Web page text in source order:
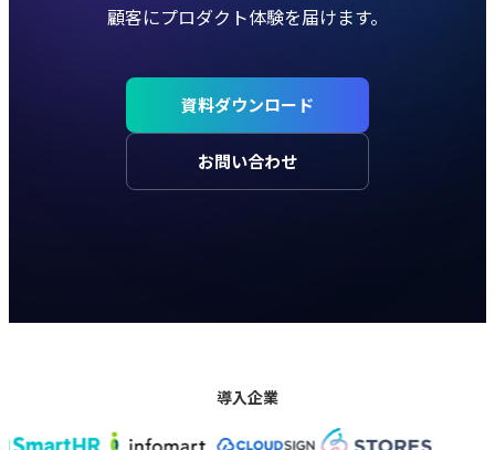
顧客にプロダクト体験を届けます。
資料ダウンロード
お問い合わせ
導入企業